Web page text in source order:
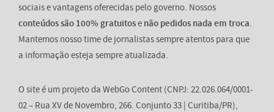
sociais e vantagens oferecidas pelo governo. Nossos
conteúdos são 100% gratuitose não pedidos nada em troca.
Mantemos nosso time de jornalistas sempre atentos para que
a informação esteja sempre atualizada.
O site é um projeto da WebGo Content (CNPJ: 22.026.064/0001-
02 – Rua XV de Novembro, 266. Conjunto 33 | Curitiba/PR),